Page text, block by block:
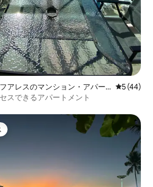
アレスのマンション・アパー
レビュー
5 (44)
スできるアパートメント
イスです。